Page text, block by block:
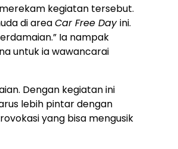
kegiatan tersebut.
di areaCar Free Dayini.
Ia nampak
untuk ia wawancarai
Dengan kegiatan ini
lebih pintar dengan
yang bisa mengusik